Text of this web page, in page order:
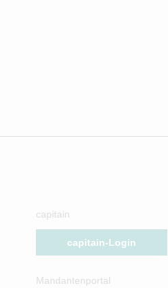
capitain
capitain-Login
Mandantenportal